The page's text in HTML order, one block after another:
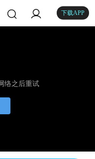
下载APP
络之后重试